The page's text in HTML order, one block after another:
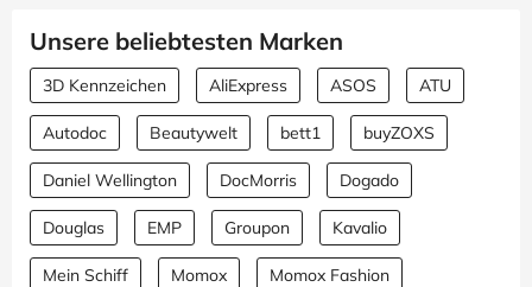
Unsere beliebtesten Marken
3D Kennzeichen AliExpress ASOS ATU
Autodoc Beautywelt bett1 buyZOXS
Daniel Wellington DocMorris Dogado
Douglas EMP Groupon Kavalio
Mein Schiff Momox Momox Fashion